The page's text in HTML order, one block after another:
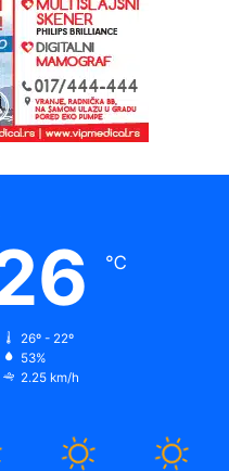
℃
26º - 22º
53%
2.25 km/h